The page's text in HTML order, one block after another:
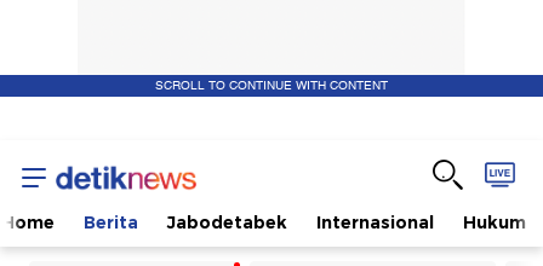
SCROLL TO CONTINUE WITH CONTENT
Home Berita Jabodetabek Internasional Hukum